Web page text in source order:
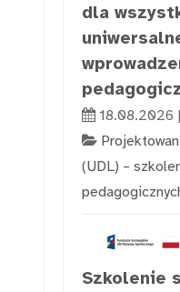
dla
18.08.2026
(UDL) –
Szkolenie